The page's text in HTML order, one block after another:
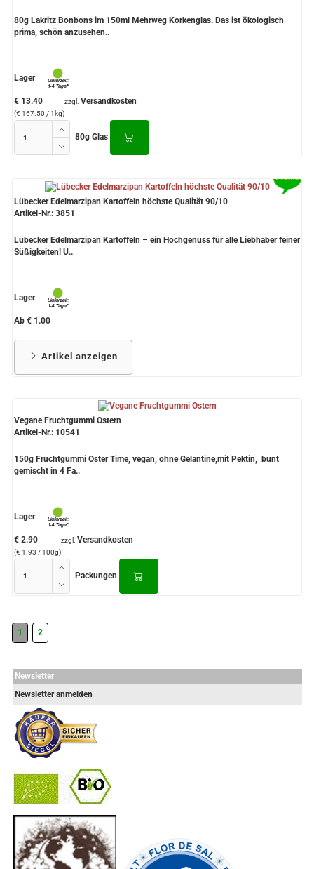
80g Lakritz Bonbons im 150ml Mehrweg Korkenglas. Das ist ökologisch
prima, schön anzusehen..
Lager
€ 13.40
(€ 167.50 / 1kg)
zzgl. Versandkosten
80g Glas
Lübecker Edelmarzipan Kartoffeln höchste Qualität 90/10
Artikel-Nr.: 3851
Lübecker Edelmarzipan Kartoffeln – ein Hochgenuss für alle Liebhaber feiner
Süßigkeiten! U..
Lager
Ab € 1.00
Artikel anzeigen
Vegane Fruchtgummi Ostern
Artikel-Nr.: 10541
150g Fruchtgummi Oster Time, vegan, ohne Gelantine,mit Pektin, bunt
gemischt in 4 Fa..
Lager
€ 2.90
(€ 1.93 / 100g)
zzgl. Versandkosten
Packungen
1 2
Newsletter
Newsletter anmelden